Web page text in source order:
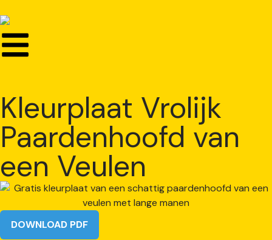
Kleurplaat Vrolijk
Paardenhoofd van
een Veulen
DOWNLOAD PDF